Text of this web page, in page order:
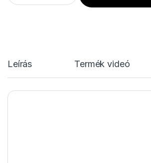
Leírás Termék videó